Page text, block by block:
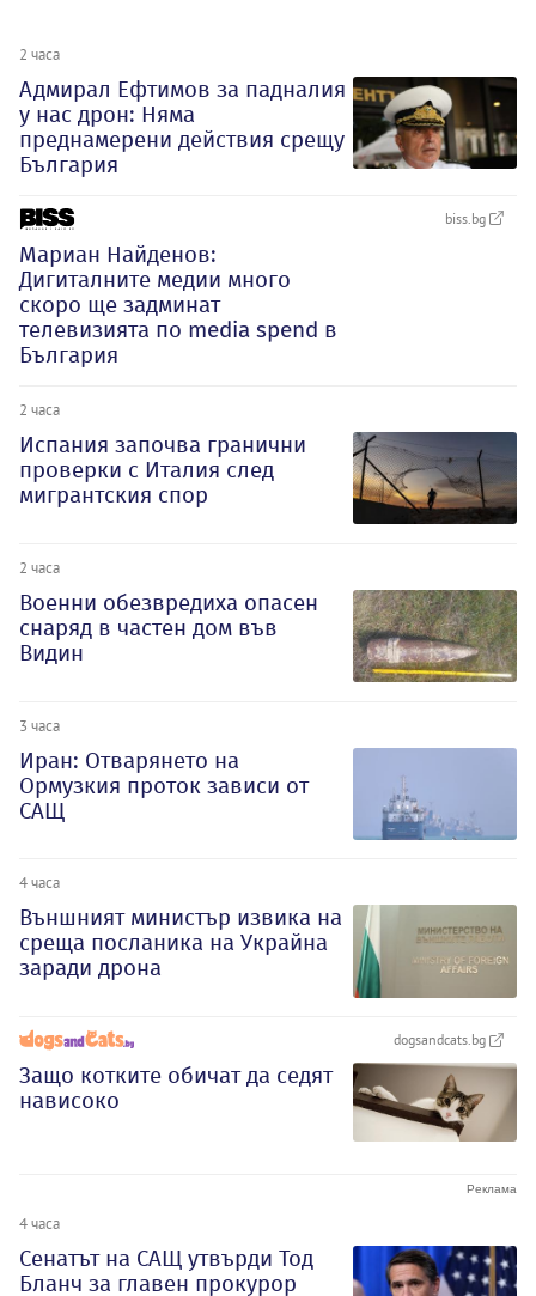
2 часа
Адмирал Ефтимов за падналия
у нас дрон: Няма
преднамерени действия срещу
България
biss.bg
Мариан Найденов:
Дигиталните медии много
скоро ще задминат
телевизията по media spend в
България
2 часа
Испания започва гранични
проверки с Италия след
мигрантския спор
2 часа
Военни обезвредиха опасен
снаряд в частен дом във
Видин
3 часа
Иран: Отварянето на
Ормузкия проток зависи от
САЩ
4 часа
Външният министър извика на
среща посланика на Украйна
заради дрона
dogsandcats.bg
Защо котките обичат да седят
нависоко
4 часа
Сенатът на САЩ утвърди Тод
Бланч за главен прокурор